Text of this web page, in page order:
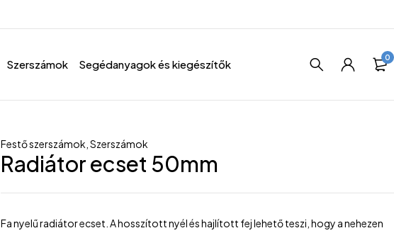
Szerszámok Segédanyagok és kiegészítők 0
Festő szerszámok ,Szerszámok
Radiátor ecset 50mm
Fa nyelű radiátor ecset. A hosszított nyél és hajlított fej lehető teszi, hogy a nehezen